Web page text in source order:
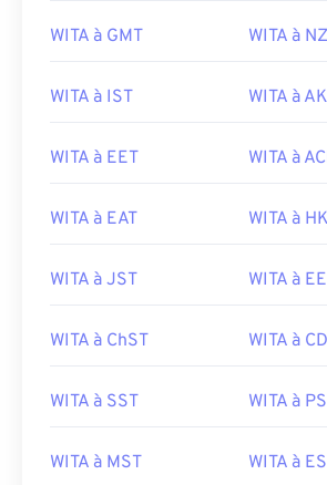
WITA à GMT WITA à
WITA à IST WITA à
WITA à EET WITA à
WITA à EAT WITA à
WITA à JST WITA à
WITA à ChST WITA à
WITA à SST WITA à
WITA à MST WITA à